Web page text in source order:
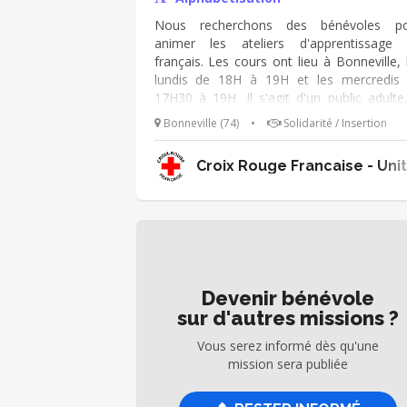
Nous recherchons des bénévoles
animer les ateliers d'apprentissage
français. Les cours ont lieu à Bonneville,
lundis de 18H à 19H et les mercredis
17H30 à 19H. Il s'agit d'un public
niveau très variable : de l'alphabétisation
perfectionnement du français.
nécessite d'être disponible chaque
sur le même jour.
Bonneville (74) • Solidarité / Insertion
Croix Rouge Francaise -
Devenir bénévole
sur d'autres missions ?
Vous serez informé dès qu'une
mission sera publiée